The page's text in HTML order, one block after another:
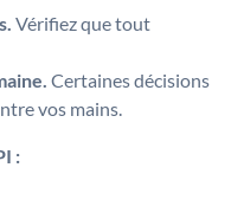
Vérifiez que tout
Certaines décisions
vos mains.
: